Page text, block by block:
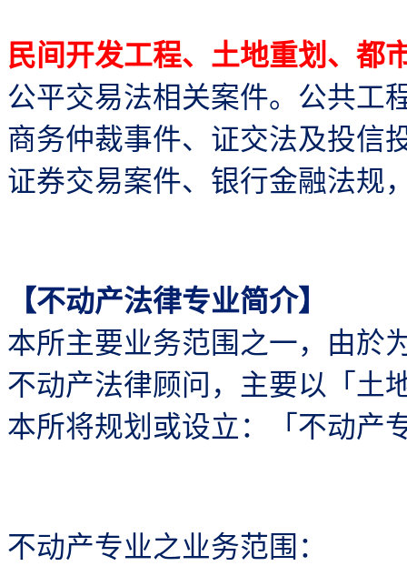
民间开发工程、土地重划、都
公平交易法相关案件。公共工
商务仲裁事件、证交法及投信
证券交易案件、银行金融法规
【不动产法律专业简介】
本所主要业务范围之一，由於
不动产法律顾问，主要以「土
本所将规划或设立：「不动产
不动产专业之业务范围：